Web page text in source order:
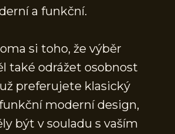
a funkční.
si toho, že výběr
také odrážet osobnost
preferujete klasický
moderní design,
být v souladu s vaším